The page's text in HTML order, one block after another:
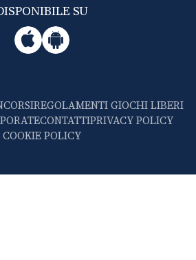
SU
REGOLAMENTI GIOCHI LIBERI
CONTATTIPRIVACY POLICY
COOKIE POLICY